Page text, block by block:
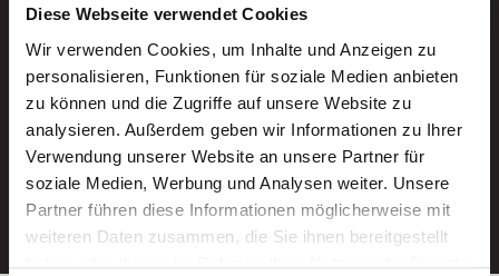
Diese Webseite verwendet Cookies
Wir verwenden Cookies, um Inhalte und Anzeigen zu
personalisieren, Funktionen für soziale Medien anbieten
zu können und die Zugriffe auf unsere Website zu
analysieren. Außerdem geben wir Informationen zu Ihrer
Verwendung unserer Website an unsere Partner für
soziale Medien, Werbung und Analysen weiter. Unsere
Partner führen diese Informationen möglicherweise mit
weiteren Daten zusammen, die Sie ihnen bereitgestellt
Neue Stellen per E-Mail.
Ein kostenloser Service von AWO
Jobs.
E-Mail-Adresse eintragen